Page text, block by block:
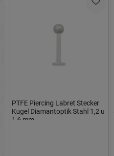
PTFE Piercing Labret Stecker
Kugel Diamantoptik Stahl 1,2 u
1,6 mm